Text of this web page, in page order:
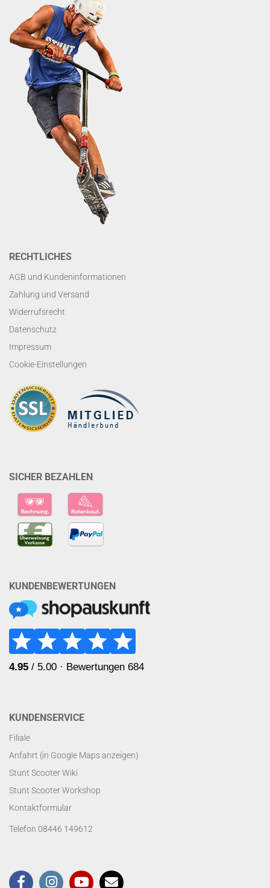
RECHTLICHES
AGB und Kundeninformationen
Zahlung und Versand
Widerrufsrecht
Datenschutz
Impressum
Cookie-Einstellungen
SICHER BEZAHLEN
KUNDENBEWERTUNGEN
KUNDENSERVICE
Filiale
Anfahrt (in Google Maps anzeigen)
Stunt Scooter Wiki
Stunt Scooter Workshop
Kontaktformular
Telefon 08446 149612